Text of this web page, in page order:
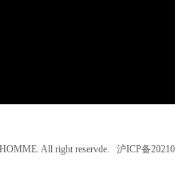
All right reservde. 沪ICP备